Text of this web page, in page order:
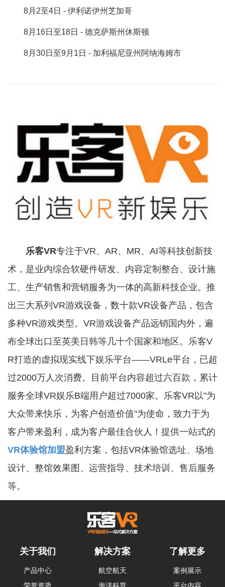
8月2至4日 - 伊利诺伊州芝加哥
8月16日至18日 - 德克萨斯州休斯顿
8月30日至9月1日 - 加利福尼亚州阿纳海姆市
乐客VR专注于VR、AR、MR、AI等科技创新技
术，是业内综合软硬件研发、内容定制整合、设计施
工、生产销售和营销服务为一体的高新科技企业。推
出三大系列VR游戏设备，数十款VR设备产品，包含
多种VR游戏类型。VR游戏设备产品远销国内外，遍
布全球出口至英美日韩等几十个国家和地区。乐客V
R打造的虚拟现实线下娱乐平台——VRLe平台，已超
过2000万人次消费。目前平台内容超过六百款，累计
服务全球VR娱乐B端用户超过7000家。乐客VR以"为
大众带来快乐，为客户创造价值"为使命，致力于为
客户带来盈利，成为客户最佳合伙人！提供一站式的
VR体验馆加盟盈利方案，包括VR体验馆选址、场地
设计、整馆效果图、运营指导、技术培训、售后服务
等。
关于我们
产品中心
解决方案
航空航天
了解更多
案例展示